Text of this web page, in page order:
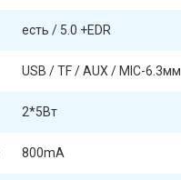
есть / 5.0 +EDR
USB / TF / AUX / MIC-6.3мм
2*5Вт
800mA